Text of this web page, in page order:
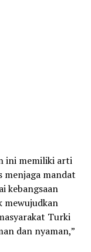
ini memiliki arti
mandat
kebangsaan
mewujudkan
Turki
dan nyaman,”